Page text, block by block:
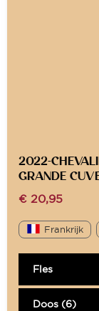
2022-
GRANDE
€ 20,95
Frankrijk
Fles
Doos (6)